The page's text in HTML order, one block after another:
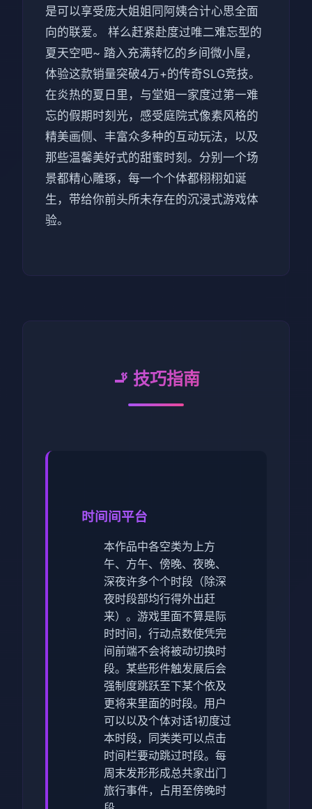
是可以享受庞大姐姐同阿姨合计心思全面
向的联爱。 样么赶紧赴度过唯二难忘型的
夏天空吧~ 踏入充满转忆的乡间微小屋，
体验这款销量突破4万+的传奇SLG竞技。
在炎热的夏日里，与堂姐一家度过第一难
忘的假期时刻光，感受庭院式像素风格的
精美画侧、丰富众多种的互动玩法，以及
那些温馨美好式的甜蜜时刻。分别一个场
景都精心雕琢，每一个个体都栩栩如诞
生，带给你前头所未存在的沉浸式游戏体
验。
🚬 技巧指南
时间间平台
本作品中各空类为上方
午、方午、傍晚、夜晚、
深夜许多个个时段（除深
夜时段部均行得外出赶
来）。 游戏里面不算是际
时时间，行动点数使凭完
间前端不会将被动切换时
段。 某些形件触发展后会
强制度跳跃至下某个依及
更将来里面的时段。 用户
可以以及个体对话1初度过
本时段，同类类可以点击
时间栏要动跳过时段。 每
周末发形形成总共家出门
旅行事件，占用至傍晚时